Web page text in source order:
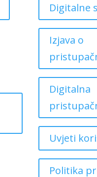
Digitalne
Izjava o
Digitalna
Uvjeti
Politika